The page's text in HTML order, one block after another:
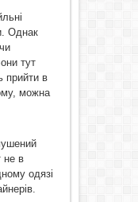
Однак
тут
прийти в
можна
не в
одязі